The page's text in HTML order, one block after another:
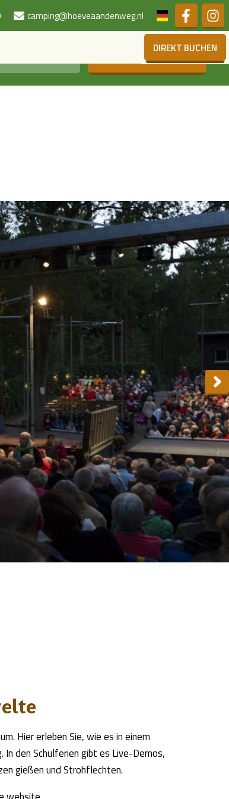
camping@hoeveaandenweg.nl
DIREKT BUCHEN
SUCHE
Hier erleben Sie, wie es in einem
den Schulferien gibt es Live-Demos,
gießen und Strohflechten.